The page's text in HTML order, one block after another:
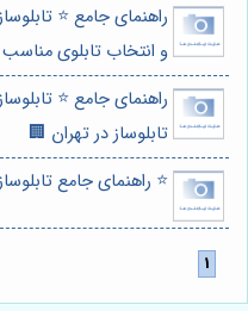
راهنمای جامع ⭐️
و انتخاب تابلوی
راهنمای جامع ⭐️
تابلوساز در تهران 🏢
⭐️ راهنمای جامع